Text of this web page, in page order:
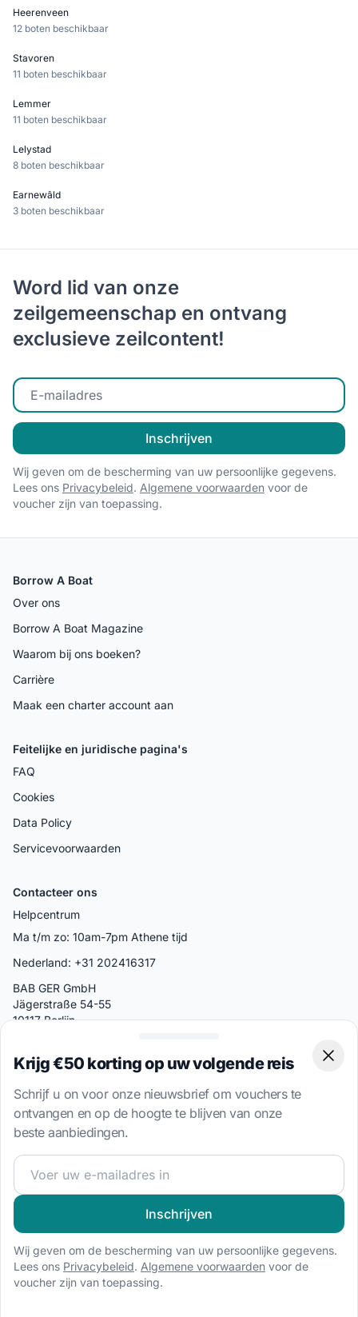
Heerenveen
12 boten beschikbaar
Stavoren
11 boten beschikbaar
Lemmer
11 boten beschikbaar
Lelystad
8 boten beschikbaar
Earnewâld
3 boten beschikbaar
Word lid van onze
zeilgemeenschap en ontvang
exclusieve zeilcontent!
Voer uw e-mailadres in
Inschrijven
Wij geven om de bescherming van uw persoonlijke gegevens.
Lees ons Privacybeleid. Algemene voorwaarden voor de
voucher zijn van toepassing.
Borrow A Boat
Over ons
Borrow A Boat Magazine
Waarom bij ons boeken?
Carrière
Maak een charter account aan
Feitelijke en juridische pagina's
FAQ
Cookies
Data Policy
Servicevoorwaarden
Contacteer ons
Helpcentrum
Ma t/m zo: 10am-7pm Athene tijd
Nederland: +31 202416317
BAB GER GmbH
Jägerstraße 54-55
10117 Berlijn
Bahamas
Griekenland
Kroatië
Italië
Turkije
Britse Virgin-eilanden
Populaire Bestemmingen
Krijg €50 korting op uw volgende reis
Schrijf u on voor onze nieuwsbrief om vouchers te
ontvangen en op de hoogte te blijven van onze
beste aanbiedingen.
Word lid van onze zeilgemeenschap en ontvang
Inschrijven
Wij geven om de bescherming van uw persoonlijke gegevens.
Lees ons Privacybeleid. Algemene voorwaarden voor de
voucher zijn van toepassing.